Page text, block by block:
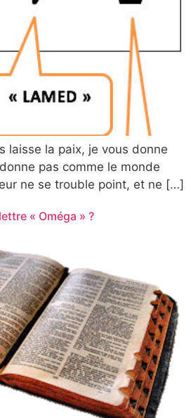
laisse la paix, je vous donne
pas comme le monde
ne se trouble point, et ne […]
« Oméga » ?